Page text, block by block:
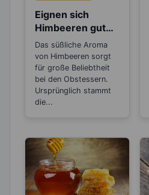
Eignen sich
Himbeeren gut
zum Abnehmen?
Das süßliche Aroma
von Himbeeren sorgt
für große Beliebtheit
bei den Obstessern.
Ursprünglich stammt
die...